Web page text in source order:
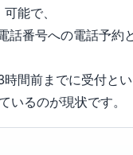
能で、
話番号への電話予約
間前までに受付と
いるのが現状です。